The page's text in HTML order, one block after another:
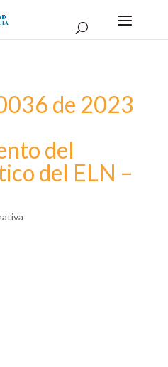
de 2023
del
del ELN –